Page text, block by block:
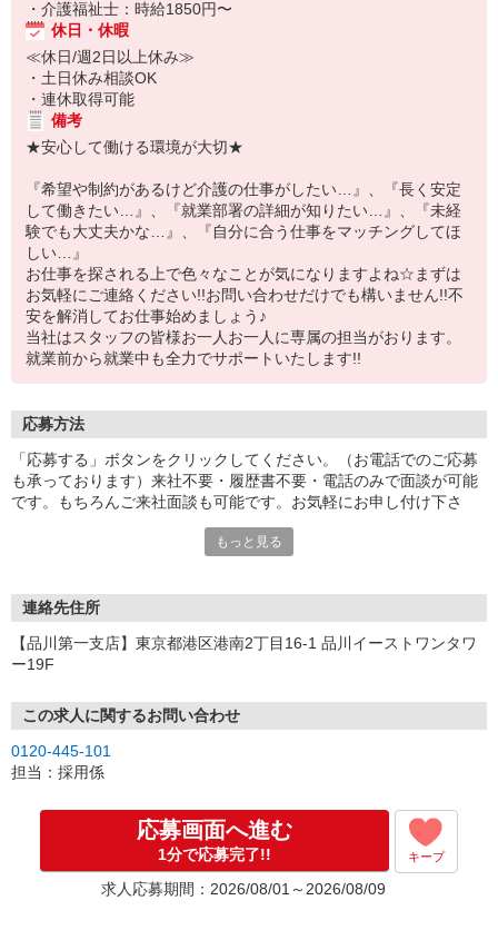
・介護福祉士：時給1850円〜
休日・休暇
≪休日/週2日以上休み≫
・土日休み相談OK
・連休取得可能
備考
★安心して働ける環境が大切★
『希望や制約があるけど介護の仕事がしたい…』、『長く安定
して働きたい…』、『就業部署の詳細が知りたい…』、『未経
験でも大丈夫かな…』、『自分に合う仕事をマッチングしてほ
しい…』
お仕事を探される上で色々なことが気になりますよね☆まずは
お気軽にご連絡ください!!お問い合わせだけでも構いません!!不
安を解消してお仕事始めましょう♪
当社はスタッフの皆様お一人お一人に専属の担当がおります。
就業前から就業中も全力でサポートいたします!!
応募方法
「応募する」ボタンをクリックしてください。（お電話でのご応募
も承っております）来社不要・履歴書不要・電話のみで面談が可能
です。もちろんご来社面談も可能です。お気軽にお申し付け下さ
もっと見る
連絡先住所
【品川第一支店】東京都港区港南2丁目16-1 品川イーストワンタワ
ー19F
この求人に関するお問い合わせ
0120-445-101
担当：採用係
応募画面へ進む
1分で応募完了!! キープ
求人応募期間：2026/08/01～2026/08/09